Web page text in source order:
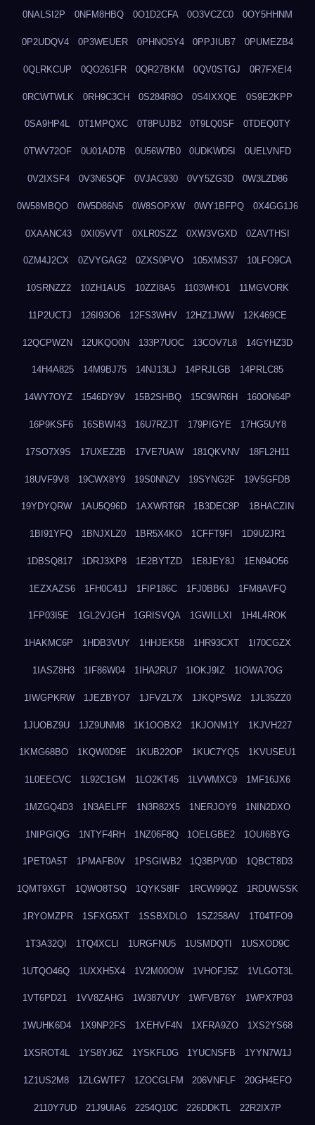
0NALSI2P 0NFM8HBQ 0O1D2CFA 0O3VCZC0 0OY5HHNM
0P2UDQV4 0P3WEUER 0PHNO5Y4 0PPJIUB7 0PUMEZB4
0QLRKCUP 0QO261FR 0QR27BKM 0QV0STGJ 0R7FXEI4
0RCWTWLK 0RH9C3CH 0S284R8O 0S4IXXQE 0S9E2KPP
0SA9HP4L 0T1MPQXC 0T8PUJB2 0T9LQ0SF 0TDEQ0TY
0TWV72OF 0U01AD7B 0U56W7B0 0UDKWD5I 0UELVNFD
0V2IXSF4 0V3N6SQF 0VJAC930 0VY5ZG3D 0W3LZD86
0W58MBQO 0W5D86N5 0W8SOPXW 0WY1BFPQ 0X4GG1J6
0XAANC43 0XI05VVT 0XLR0SZZ 0XW3VGXD 0ZAVTHSI
0ZM4J2CX 0ZVYGAG2 0ZXS0PVO 105XMS37 10LFO9CA
10SRNZZ2 10ZH1AUS 10ZZI8A5 1103WHO1 11MGVORK
11P2UCTJ 126I93O6 12FS3WHV 12HZ1JWW 12K469CE
12QCPWZN 12UKQO0N 133P7UOC 13COV7L8 14GYHZ3D
14H4A825 14M9BJ75 14NJ13LJ 14PRJLGB 14PRLC85
14WY7OYZ 1546DY9V 15B2SHBQ 15C9WR6H 160ON64P
16P9KSF6 16SBWI43 16U7RZJT 179PIGYE 17HG5UY8
17SO7X9S 17UXEZ2B 17VE7UAW 181QKVNV 18FL2H11
18UVF9V8 19CWX8Y9 19S0NNZV 19SYNG2F 19V5GFDB
19YDYQRW 1AU5Q96D 1AXWRT6R 1B3DEC8P 1BHACZIN
1BI91YFQ 1BNJXLZ0 1BR5X4KO 1CFFT9FI 1D9U2JR1
1DBSQ817 1DRJ3XP8 1E2BYTZD 1E8JEY8J 1EN94O56
1EZXAZS6 1FH0C41J 1FIP186C 1FJ0BB6J 1FM8AVFQ
1FP03I5E 1GL2VJGH 1GRISVQA 1GWILLXI 1H4L4ROK
1HAKMC6P 1HDB3VUY 1HHJEK58 1HR93CXT 1I70CGZX
1IASZ8H3 1IF86W04 1IHA2RU7 1IOKJ9IZ 1IOWA7OG
1IWGPKRW 1JEZBYO7 1JFVZL7X 1JKQPSW2 1JL35ZZ0
1JUOBZ9U 1JZ9UNM8 1K1OOBX2 1KJONM1Y 1KJVH227
1KMG68BO 1KQW0D9E 1KUB22OP 1KUC7YQ5 1KVUSEU1
1L0EECVC 1L92C1GM 1LO2KT45 1LVWMXC9 1MF16JX6
1MZGQ4D3 1N3AELFF 1N3R82X5 1NERJOY9 1NIN2DXO
1NIPGIQG 1NTYF4RH 1NZ06F8Q 1OELGBE2 1OUI6BYG
1PET0A5T 1PMAFB0V 1PSGIWB2 1Q3BPV0D 1QBCT8D3
1QMT9XGT 1QWO8TSQ 1QYKS8IF 1RCW99QZ 1RDUWSSK
1RYOMZPR 1SFXG5XT 1SSBXDLO 1SZ258AV 1T04TFO9
1T3A32QI 1TQ4XCLI 1URGFNU5 1USMDQTI 1USXOD9C
1UTQO46Q 1UXXH5X4 1V2M00OW 1VHOFJ5Z 1VLGOT3L
1VT6PD21 1VV8ZAHG 1W387VUY 1WFVB76Y 1WPX7P03
1WUHK6D4 1X9NP2FS 1XEHVF4N 1XFRA9ZO 1XS2YS68
1XSROT4L 1YS8YJ6Z 1YSKFL0G 1YUCNSFB 1YYN7W1J
1Z1US2M8 1ZLGWTF7 1ZOCGLFM 206VNFLF 20GH4EFO
2110Y7UD 21J9UIA6 2254Q10C 226DDKTL 22R2IX7P